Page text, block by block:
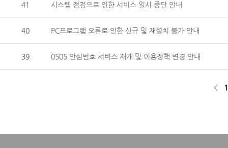
41 시스템 점검으로 인한 서비스 일시 중단 안내
40 PC프로그램 오류로 인한 신규 및 재설치 불가 안내
39 0505 안심번호 서비스 재개 및 이용정책 변경 안내
< 1